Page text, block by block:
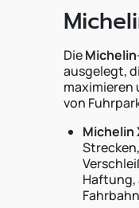
DieMichelin
ausgelegt,
maximieren
von
Michelin
Haftung,